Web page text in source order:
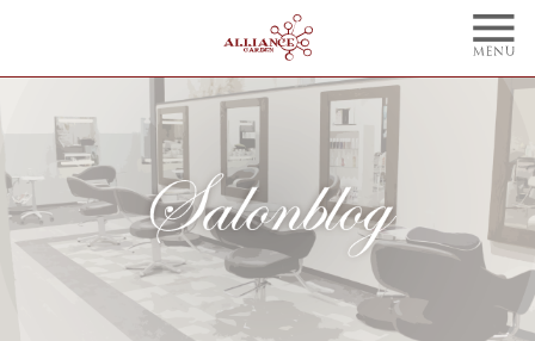
トップ
CONCEPT
コンセプト
NAIL
ネイル
BLOG
ブログ
STYLE
スタイル
STAFF
スタッフ
WEBCOUPON